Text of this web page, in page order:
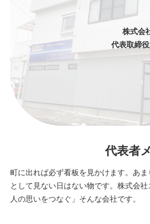
株式会
代表取締
代表者
町に出れば必ず看板を見かけます。あ
として見ない日はない物です。株式会
人の思いをつなぐ」そんな会社です。